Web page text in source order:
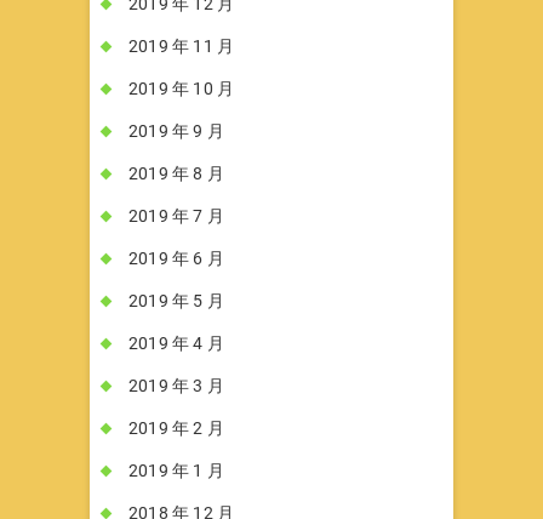
2019 年 11 月
2019 年 10 月
2019 年 9 月
2019 年 8 月
2019 年 7 月
2019 年 6 月
2019 年 5 月
2019 年 4 月
2019 年 3 月
2019 年 2 月
2019 年 1 月
2018 年 12 月